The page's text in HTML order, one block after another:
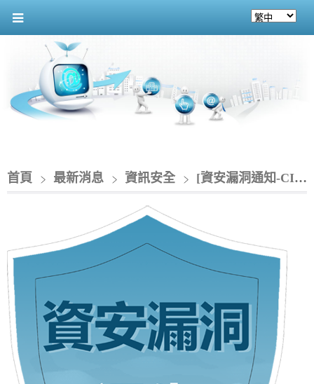
首頁 最新消息 資訊安全 [資安漏洞通知-CIO]_Zoom 產品存在資料洩露漏洞